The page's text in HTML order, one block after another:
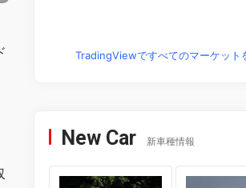
TradingViewですべてのマーケット
New Car 新車種情報